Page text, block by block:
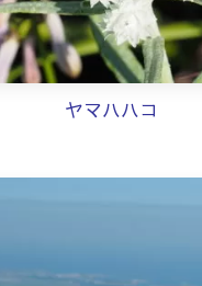
ヤマハハコ